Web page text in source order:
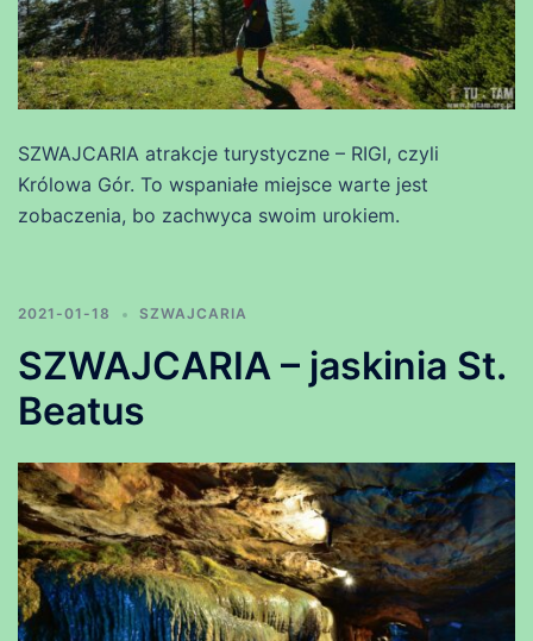
SZWAJCARIA atrakcje turystyczne – RIGI, czyli
Królowa Gór. To wspaniałe miejsce warte jest
zobaczenia, bo zachwyca swoim urokiem.
2021-01-18 SZWAJCARIA
SZWAJCARIA – jaskinia St.
Beatus